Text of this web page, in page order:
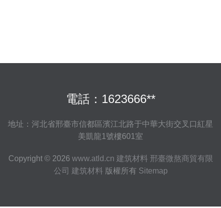
電話：1623666**
地址：河北省邢臺市信都區濱江北路于中華大街交叉口紅星
美凱龍1號樓601室
Copyright © 2026 www.atld.cn 建筑材料 邢臺微熬商貿有限
公司 建筑材料 版權所有 Sitemap